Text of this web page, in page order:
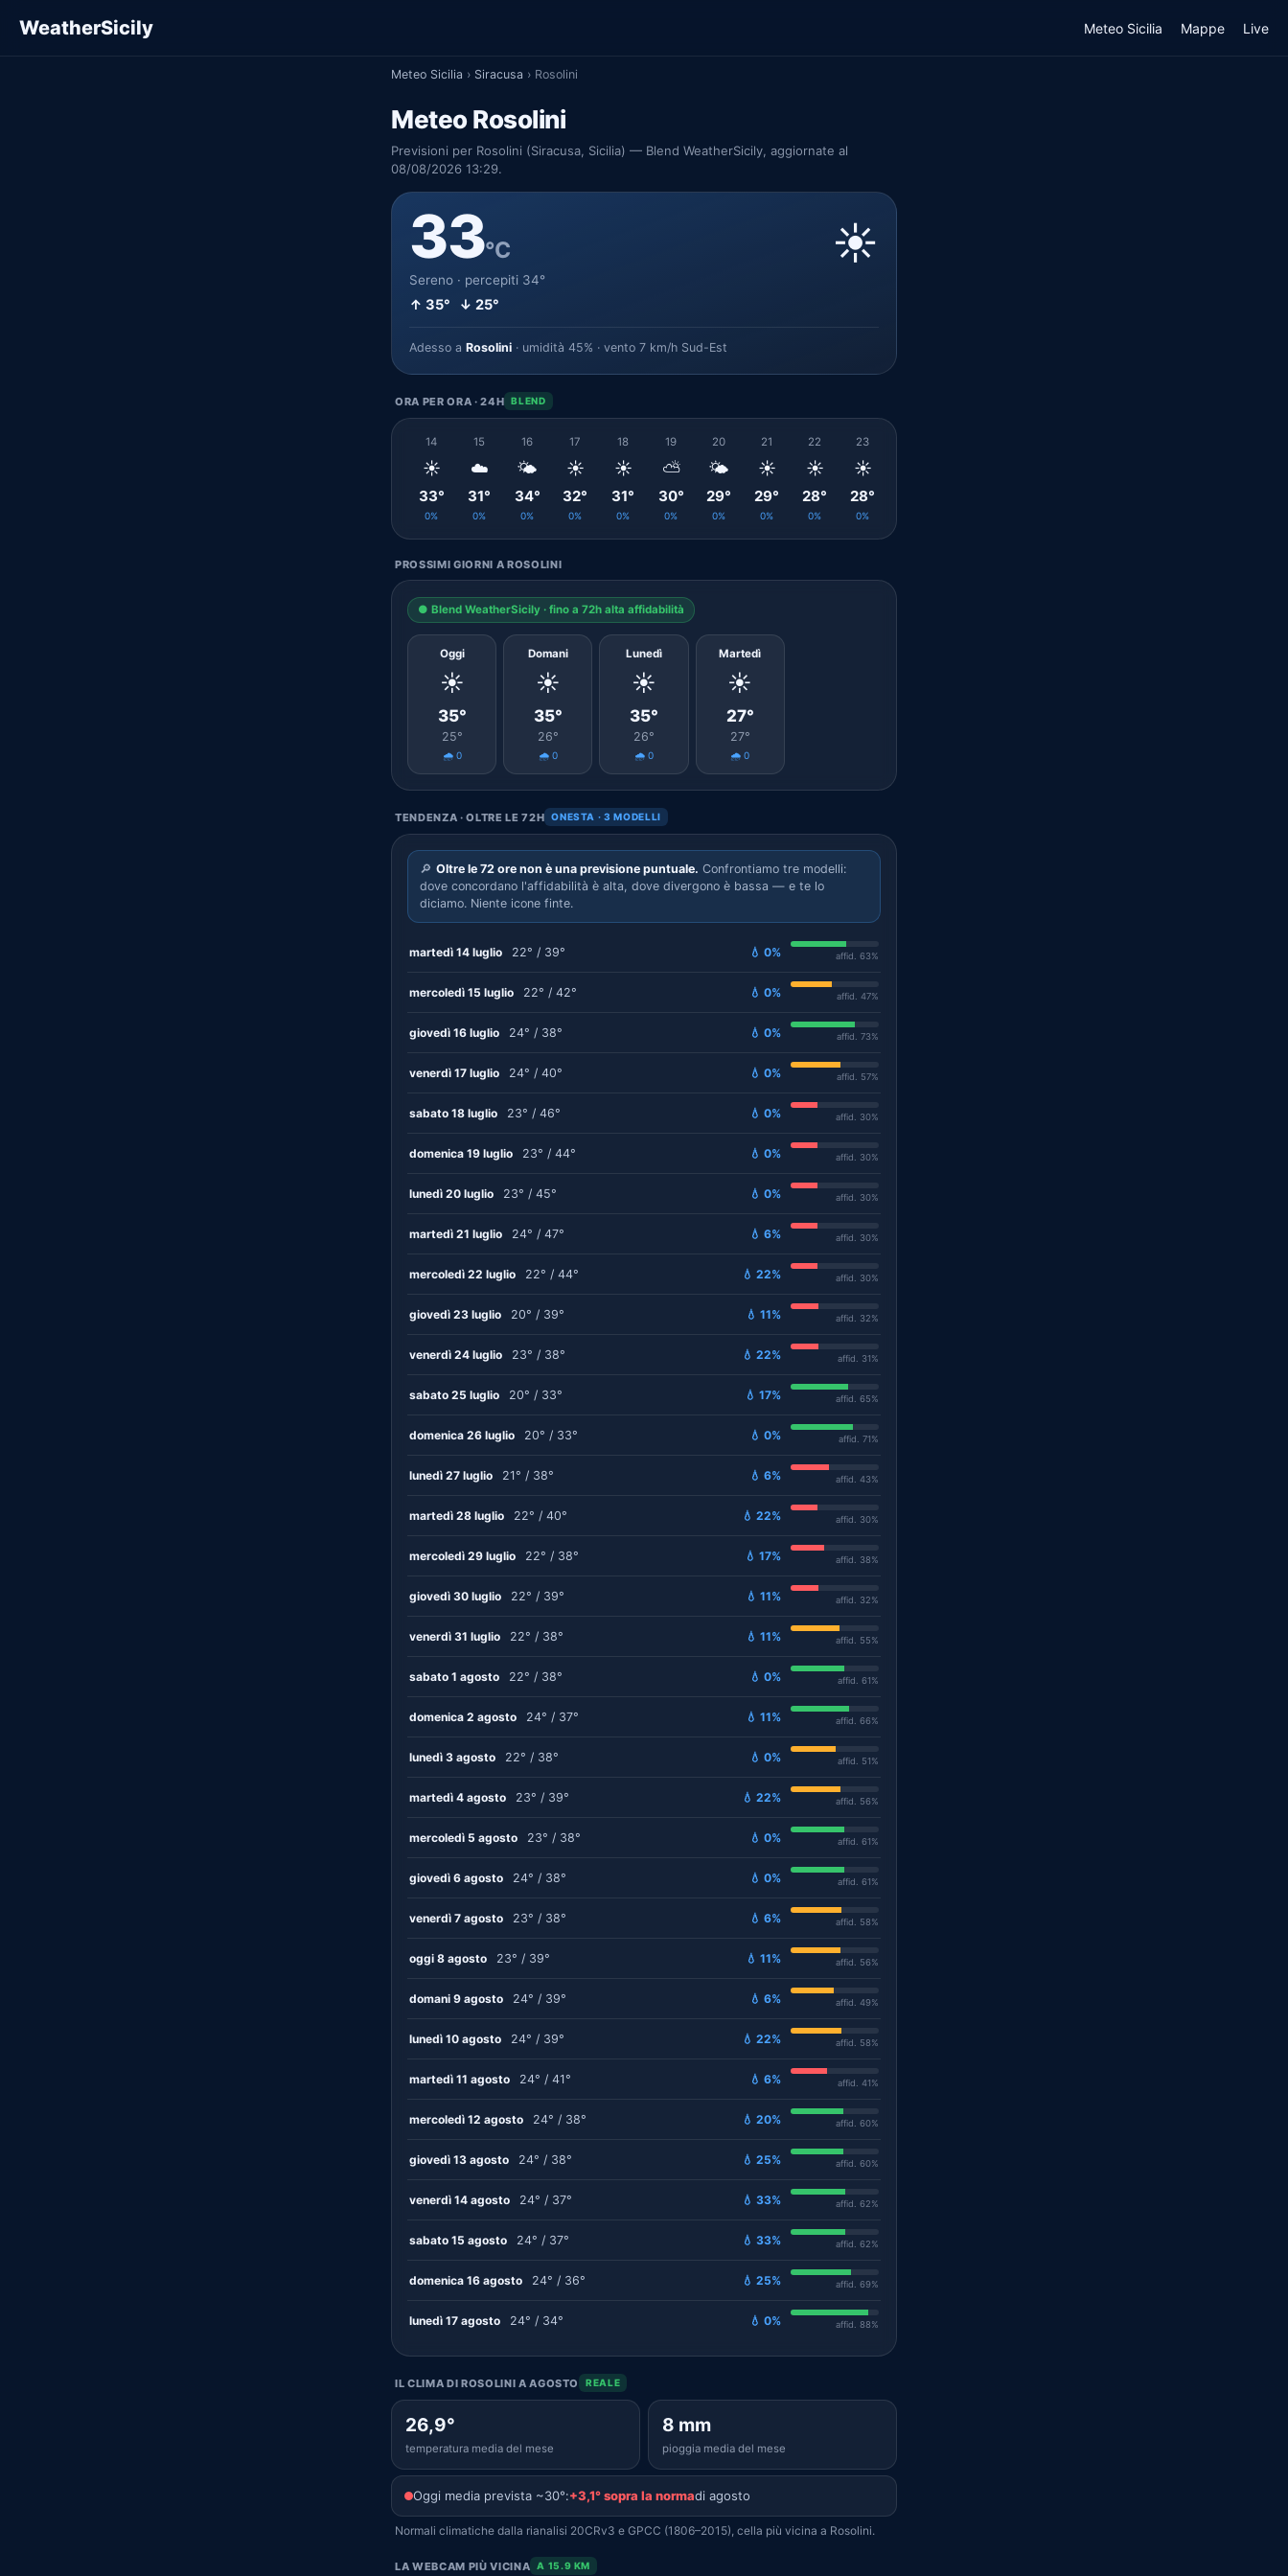
WeatherSicily Meteo Sicilia Mappe Live
Meteo Sicilia › Siracusa › Rosolini
Meteo Rosolini
Previsioni per Rosolini (Siracusa, Sicilia) — Blend WeatherSicily, aggiornate al
08/08/2026 13:29.
33°C
Sereno · percepiti 34°
↑ 35° ↓ 25°
☀️
Adesso a Rosolini · umidità 45% · vento 7 km/h Sud-Est
ORA PER ORA · 24H BLEND
14
☀️
33°
0%
15
☁️
31°
0%
16
🌤️
34°
0%
17
☀️
32°
0%
18
☀️
31°
0%
19
⛅
30°
0%
20
🌤️
29°
0%
21
☀️
29°
0%
22
☀️
28°
0%
23
☀️
28°
0%
PROSSIMI GIORNI A ROSOLINI
● Blend WeatherSicily · fino a 72h alta affidabilità
Oggi
☀️
35°
25°
🌧️ 0
Domani
☀️
35°
26°
🌧️ 0
Lunedì
☀️
35°
26°
🌧️ 0
Martedì
☀️
27°
27°
🌧️ 0
TENDENZA · OLTRE LE 72H ONESTA · 3 MODELLI
🔎 Oltre le 72 ore non è una previsione puntuale. Confrontiamo tre modelli:
dove concordano l'affidabilità è alta, dove divergono è bassa — e te lo
diciamo. Niente icone finte.
martedì 14 luglio 22° / 39° 💧 0% affid. 63%
mercoledì 15 luglio 22° / 42° 💧 0% affid. 47%
giovedì 16 luglio 24° / 38° 💧 0% affid. 73%
venerdì 17 luglio 24° / 40° 💧 0% affid. 57%
sabato 18 luglio 23° / 46° 💧 0% affid. 30%
domenica 19 luglio 23° / 44° 💧 0% affid. 30%
lunedì 20 luglio 23° / 45° 💧 0% affid. 30%
martedì 21 luglio 24° / 47° 💧 6% affid. 30%
mercoledì 22 luglio 22° / 44° 💧 22% affid. 30%
giovedì 23 luglio 20° / 39° 💧 11% affid. 32%
venerdì 24 luglio 23° / 38° 💧 22% affid. 31%
sabato 25 luglio 20° / 33° 💧 17% affid. 65%
domenica 26 luglio 20° / 33° 💧 0% affid. 71%
lunedì 27 luglio 21° / 38° 💧 6% affid. 43%
martedì 28 luglio 22° / 40° 💧 22% affid. 30%
mercoledì 29 luglio 22° / 38° 💧 17% affid. 38%
giovedì 30 luglio 22° / 39° 💧 11% affid. 32%
venerdì 31 luglio 22° / 38° 💧 11% affid. 55%
sabato 1 agosto 22° / 38° 💧 0% affid. 61%
domenica 2 agosto 24° / 37° 💧 11% affid. 66%
lunedì 3 agosto 22° / 38° 💧 0% affid. 51%
martedì 4 agosto 23° / 39° 💧 22% affid. 56%
mercoledì 5 agosto 23° / 38° 💧 0% affid. 61%
giovedì 6 agosto 24° / 38° 💧 0% affid. 61%
venerdì 7 agosto 23° / 38° 💧 6% affid. 58%
oggi 8 agosto 23° / 39° 💧 11% affid. 56%
domani 9 agosto 24° / 39° 💧 6% affid. 49%
lunedì 10 agosto 24° / 39° 💧 22% affid. 58%
martedì 11 agosto 24° / 41° 💧 6% affid. 41%
mercoledì 12 agosto 24° / 38° 💧 20% affid. 60%
giovedì 13 agosto 24° / 38° 💧 25% affid. 60%
venerdì 14 agosto 24° / 37° 💧 33% affid. 62%
sabato 15 agosto 24° / 37° 💧 33% affid. 62%
domenica 16 agosto 24° / 36° 💧 25% affid. 69%
lunedì 17 agosto 24° / 34° 💧 0% affid. 88%
IL CLIMA DI ROSOLINI A AGOSTO REALE
26,9°
temperatura media del mese
8 mm
pioggia media del mese
Oggi media prevista ~30°:+3,1° sopra la normadi agosto
Normali climatiche dalla rianalisi 20CRv3 e GPCC (1806–2015), cella più vicina a Rosolini.
LA WEBCAM PIÙ VICINA A 15.9 KM